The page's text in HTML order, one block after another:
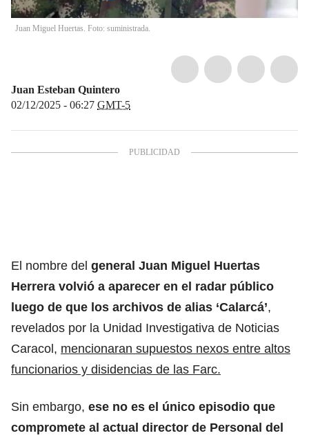
Juan Miguel Huertas. Foto: suministrada.
Juan Esteban Quintero
02/12/2025 - 06:27 GMT-5
El nombre del general Juan Miguel Huertas
Herrera volvió a aparecer en el radar público
luego de que los archivos de alias ‘Calarcá’,
revelados por la Unidad Investigativa de Noticias
Caracol, mencionaran supuestos nexos entre altos
funcionarios y disidencias de las Farc.
Sin embargo, ese no es el único episodio que
compromete al actual director de Personal del